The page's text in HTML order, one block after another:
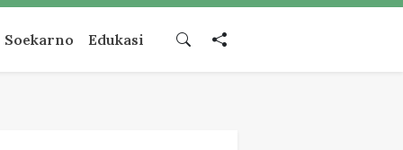
Soekarno Edukasi